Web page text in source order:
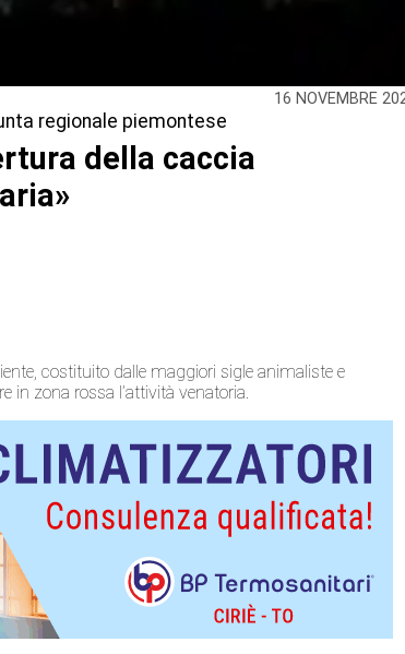
16 NOVEMBRE
regionale piemontese
della caccia
costituito dalle maggiori sigle animaliste e
in zona rossa l’attività venatoria.